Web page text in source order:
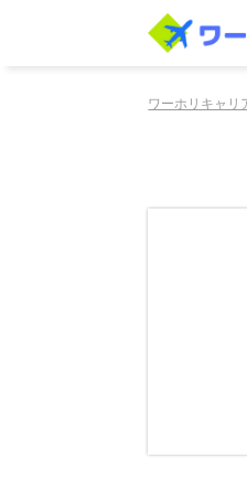
ワーホリキャリ